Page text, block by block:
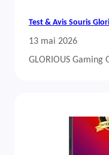
Test & Avis Souris
13 mai 2026
GLORIOUS